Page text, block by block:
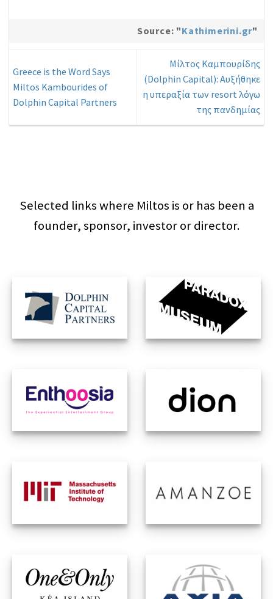
Source: "Kathimerini.gr"
Greece is the Word Says
Miltos Kambourides of
Dolphin Capital Partners
Μίλτος Καμπουρίδης
(Dolphin Capital): Aυξήθηκε
η υπεραξία των resort λόγω
της πανδημίας
Selected links where Miltos is or has been a
founder, sponsor, investor or director.